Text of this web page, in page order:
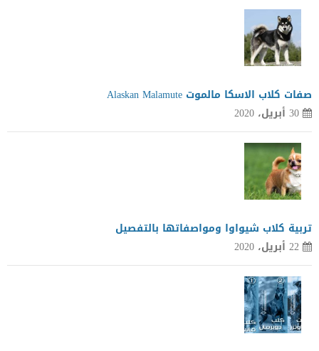
صفات كلاب الاسكا مالموت Alaskan Malamute
30 أبريل، 2020
تربية كلاب شيواوا ومواصفاتها بالتفصيل
22 أبريل، 2020